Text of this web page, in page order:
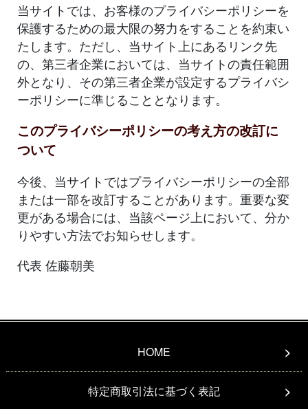
当サイトでは、お客様のプライバシーポリシーを
保護するための最大限の努力をすることを約束い
たします。ただし、当サイト上にあるリンク先
の、第三者企業においては、当サイトの責任範囲
外となり、その第三者企業が設定するプライバシ
ーポリシーに準じることとなります。
このプライバシーポリシーの考え方の改訂に
ついて
今後、当サイトではプライバシーポリシーの全部
または一部を改訂することがあります。重要な変
更がある場合には、当該ページ上において、分か
りやすい方法でお知らせします。
代表 佐藤朝美
HOME
特定商取引法に基づく表記